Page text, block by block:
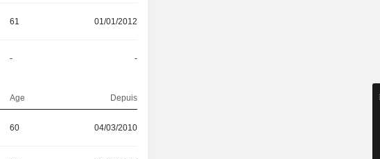
61 01/01/2012
- -
Age Depuis
60 04/03/2010